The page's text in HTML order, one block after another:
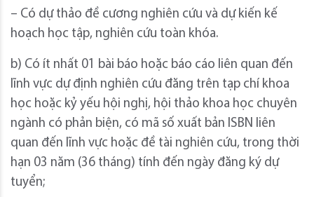
– Có dự thảo đề cương nghiên cứu và dự kiến kế
hoạch học tập, nghiên cứu toàn khóa.
b) Có ít nhất 01 bài báo hoặc báo cáo liên quan đến
lĩnh vực dự định nghiên cứu đăng trên tạp chí khoa
học hoặc kỷ yếu hội nghị, hội thảo khoa học chuyên
ngành có phản biện, có mã số xuất bản ISBN liên
quan đến lĩnh vực hoặc đề tài nghiên cứu, trong thời
hạn 03 năm (36 tháng) tính đến ngày đăng ký dự
tuyển;